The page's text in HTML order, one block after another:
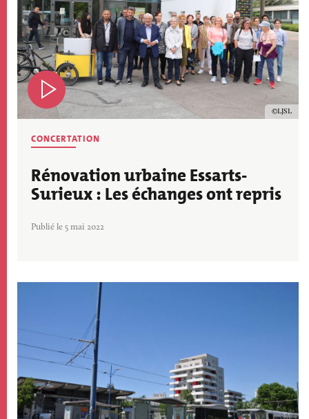
LJSL
CONCERTATION
Rénovation urbaine Essarts-
Surieux : Les échanges ont repris
Publié le 5 mai 2022